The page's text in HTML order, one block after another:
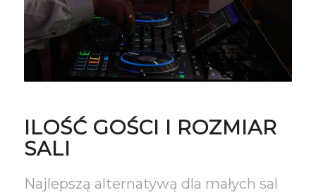
ILOŚĆ GOŚCI I ROZMIAR
SALI
Najlepszą alternatywą dla małych sal